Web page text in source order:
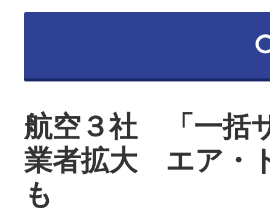
航空３社 「一括
業者拡大 エア・
も